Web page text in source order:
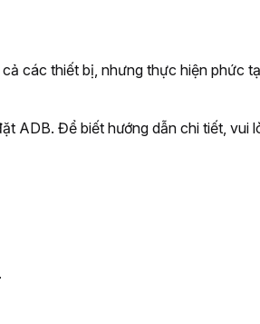
các thiết bị, nhưng thực hiện phức
ADB. Để biết hướng dẫn chi tiết, vui